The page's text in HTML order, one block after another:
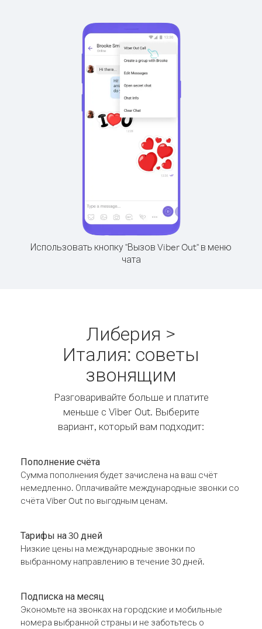
Использовать кнопку "Вызов Viber Out" в меню
чата
Либерия >
Италия: советы
звонящим
Разговаривайте больше и платите
меньше с Viber Out. Выберите
вариант, который вам подходит:
Пополнение счёта
Сумма пополнения будет зачислена на ваш счёт
немедленно. Оплачивайте международные звонки со
счёта Viber Out по выгодным ценам.
Тарифы на 30 дней
Низкие цены на международные звонки по
выбранному направлению в течение 30 дней.
Подписка на месяц
Экономьте на звонках на городские и мобильные
номера выбранной страны и не заботьтесь о